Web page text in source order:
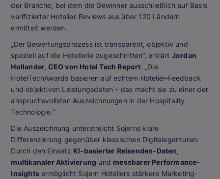
der Branche, bei dem die Gewinner ausschließlich auf Basis
verifizierter Hotelier-Reviews aus über 120 Ländern
ermittelt werden.
„Der Bewertungsprozess ist transparent, objektiv und
speziell auf die Hotellerie zugeschnitten“, erklärt Jordan
Hollander, CEO von Hotel Tech Report. „Die
HotelTechAwards basieren auf echtem Hotelier-Feedback
und objektiven Leistungsdaten – das macht sie zu einer der
anspruchsvollsten Auszeichnungen in der Hospitality-
Technologie.“
Die Auszeichnung unterstreicht Sojerns klare
Differenzierung gegenüber klassischen Digitalagenturen:
Durch den Einsatz KI-basierter Reisenden-Daten ,
multikanaler Aktivierung und messbarer Performance-
Insights ermöglicht Sojern Hoteliers stärkere Marketing-